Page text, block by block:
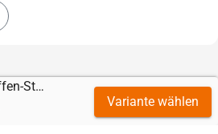
Zahnriemen 16-AT10-offen-Stahl mit RP430 gelb 3 mm
Variante wählen